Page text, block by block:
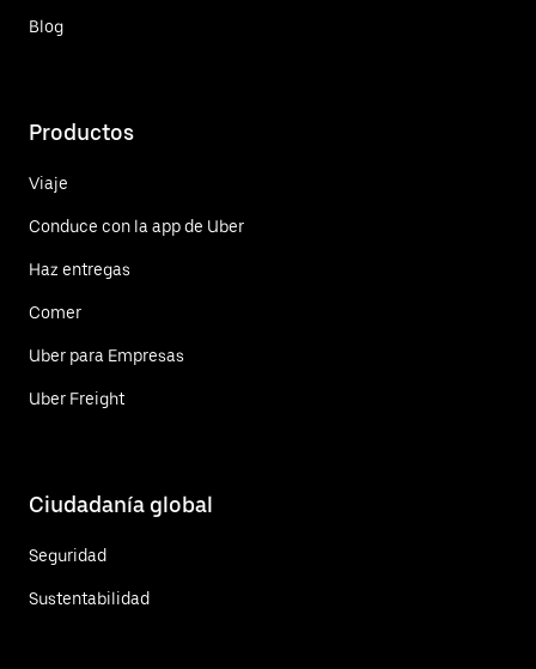
Blog
Productos
Viaje
Conduce con la app de Uber
Haz entregas
Comer
Uber para Empresas
Uber Freight
Ciudadanía global
Seguridad
Sustentabilidad